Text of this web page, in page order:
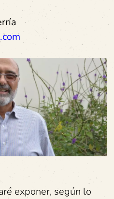
exponer, según lo